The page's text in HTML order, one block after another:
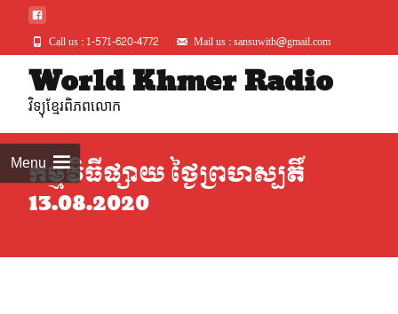
Call us : 1-571-620-4772 Mail us : sansuwith@gmail.com
World Khmer Radio
វិទ្យុខ្មែរពិភពលោក
Menuកម្មវិធីផ្សាយ ថ្ងៃព្រហស្បតិ៍
13.08.2020